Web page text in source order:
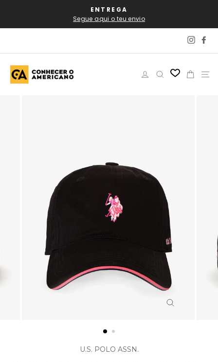
o
ENTREGA
Segue aqui o teu envio
Iniciar sessão
Pesquisar
U.S. POLO ASSN.